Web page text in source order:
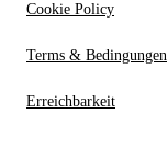
Cookie Policy
Terms & Bedingungen
Erreichbarkeit